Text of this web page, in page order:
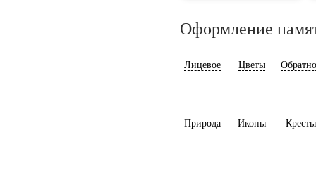
Оформление
Лицевое Цветы
Природа Иконы Кресты